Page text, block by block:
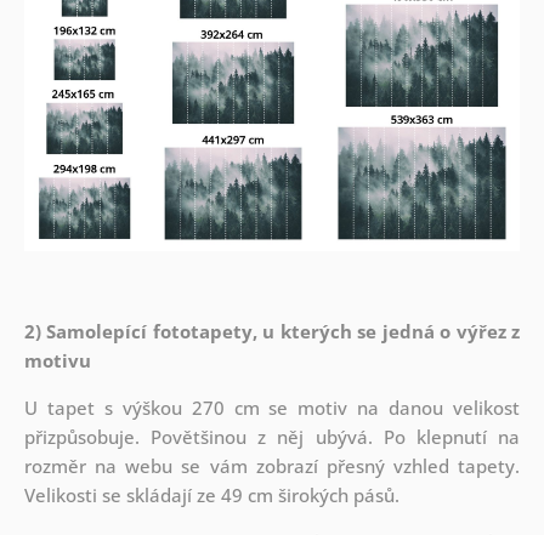
2) Samolepící fototapety, u kterých se jedná o výřez z
motivu
U tapet s výškou 270 cm se motiv na danou velikost
přizpůsobuje. Povětšinou z něj ubývá. Po klepnutí na
rozměr na webu se vám zobrazí přesný vzhled tapety.
Velikosti se skládají ze 49 cm širokých pásů.